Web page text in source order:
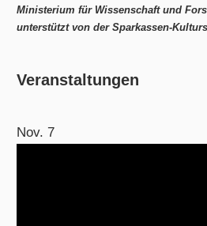
Ministerium für Wissenschaft und
unterstützt von der Sparkassen-
Veranstaltungen
Nov.7